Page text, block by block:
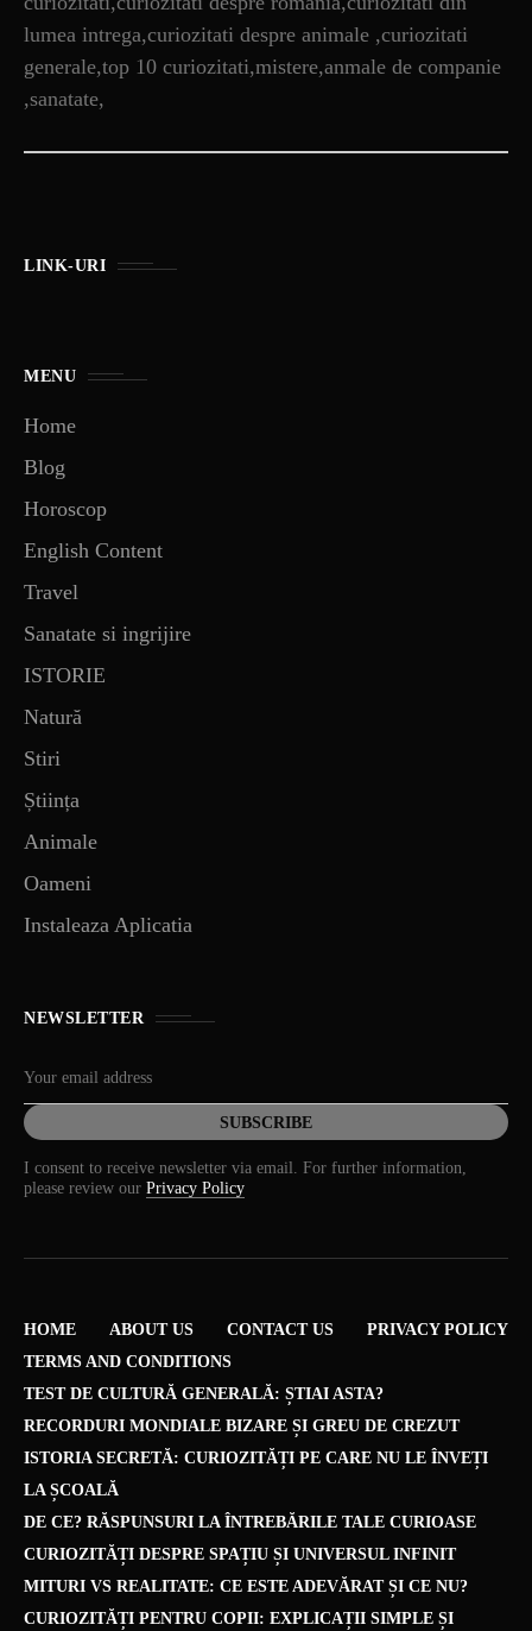
lumea intrega,curiozitati despre animale ,curiozitati
generale,top 10 curiozitati,mistere,anmale de companie
,sanatate,
LINK-URI
MENU
Home
Blog
Horoscop
English Content
Travel
Sanatate si ingrijire
ISTORIE
Natură
Stiri
Știința
Animale
Oameni
Instaleaza Aplicatia
NEWSLETTER
I consent to receive newsletter via email. For further information,
please review our Privacy Policy
HOME ABOUT US CONTACT US
PRIVACY POLICY
TERMS AND CONDITIONS
TEST DE CULTURĂ GENERALĂ: ȘTIAI ASTA?
RECORDURI MONDIALE BIZARE ȘI GREU DE CREZUT
ISTORIA SECRETĂ: CURIOZITĂȚI PE CARE NU LE ÎNVEȚI
LA ȘCOALĂ
DE CE? RĂSPUNSURI LA ÎNTREBĂRILE TALE CURIOASE
CURIOZITĂȚI DESPRE SPAȚIU ȘI UNIVERSUL INFINIT
MITURI VS REALITATE: CE ESTE ADEVĂRAT ȘI CE NU?
CURIOZITĂȚI PENTRU COPII: EXPLICAȚII SIMPLE ȘI